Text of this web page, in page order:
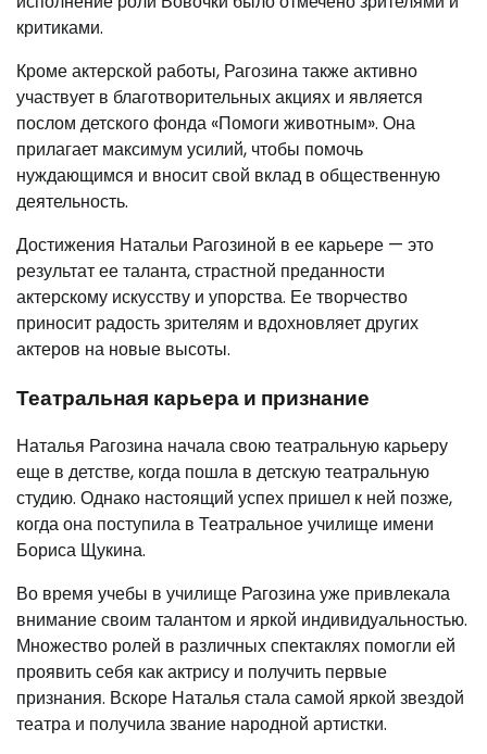
критиками.
Кроме актерской работы, Рагозина также активно
участвует в благотворительных акциях и является
послом детского фонда «Помоги животным». Она
прилагает максимум усилий, чтобы помочь
нуждающимся и вносит свой вклад в общественную
деятельность.
Достижения Натальи Рагозиной в ее карьере — это
результат ее таланта, страстной преданности
актерскому искусству и упорства. Ее творчество
приносит радость зрителям и вдохновляет других
актеров на новые высоты.
Театральная карьера и признание
Наталья Рагозина начала свою театральную карьеру
еще в детстве, когда пошла в детскую театральную
студию. Однако настоящий успех пришел к ней позже,
когда она поступила в Театральное училище имени
Бориса Щукина.
Во время учебы в училище Рагозина уже привлекала
внимание своим талантом и яркой индивидуальностью.
Множество ролей в различных спектаклях помогли ей
проявить себя как актрису и получить первые
признания. Вскоре Наталья стала самой яркой звездой
театра и получила звание народной артистки.